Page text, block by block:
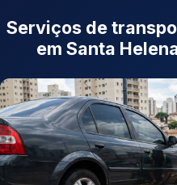
Serviços de
em Santa